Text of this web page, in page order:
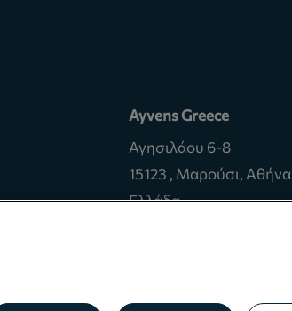
Ayvens Greece
Αγησιλάου 6-8
15123 , Μαρούσι, Αθήνα
Ελλάδα